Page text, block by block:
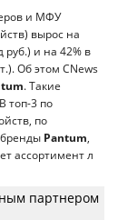
и МФУ
вырос на
руб.) и на 42% в
Об этом CNews
. Такие
топ-3 по
по
бренды Pantum
ассортимент л
партнером